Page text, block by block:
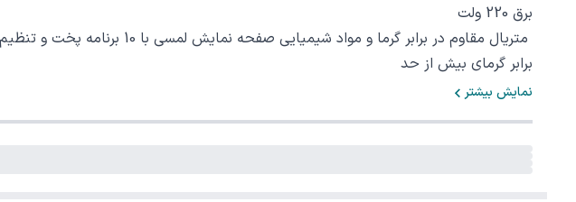
برق 220 ولت
متریال مقاوم در برابر
برابر گرمای بیش از حد
نمایش بیشتر